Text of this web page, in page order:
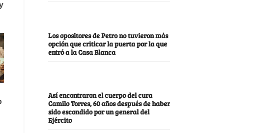
Los opositores de Petro no tuvieron más
opción que criticar la puerta por la que
entró a la Casa Blanca
Así encontraron el cuerpo del cura
Camilo Torres, 60 años después de haber
sido escondido por un general del
Ejército